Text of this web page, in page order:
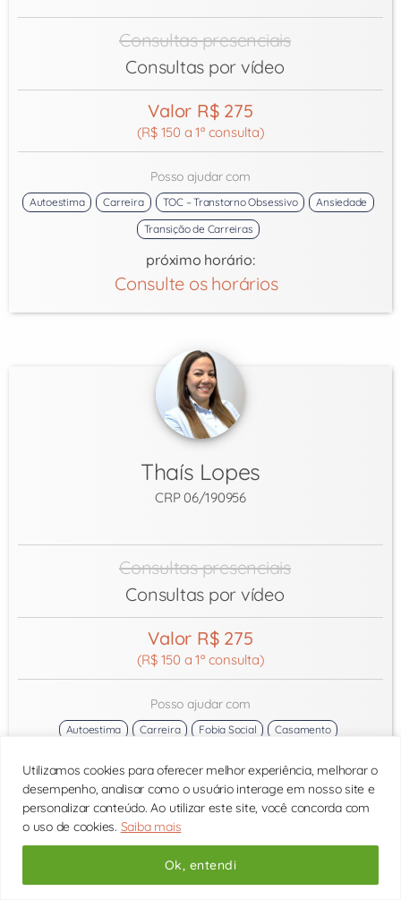
Utilizamos cookies para oferecer melhor experiência, melhorar o
desempenho, analisar como o usuário interage em nosso site e
personalizar conteúdo. Ao utilizar este site, você concorda com
o uso de cookies. Saiba mais
Ok, entendi
Consultas presenciais
Consultas por vídeo
Valor R$ 275
(R$ 150 a 1ª consulta)
Posso ajudar com
Autoestima Carreira TOC – Transtorno Obsessivo
Ansiedade
Transição de Carreiras
próximo horário:
Consulte os horários
Thaís Lopes
CRP 06/190956
Consultas presenciais
Consultas por vídeo
Valor R$ 275
(R$ 150 a 1ª consulta)
Posso ajudar com
Autoestima Carreira Fobia Social
Casamento
próximo horário:
Consulte os horários